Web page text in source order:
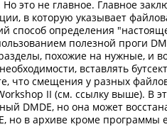
это не главное. Главное
в которую указывает
способ определения
полезной проги
похожие на нужные, и
вставлять
что смещения у разных
II (см. ссылку выше). В
DMDE, но она может
но в архиве кроме программы